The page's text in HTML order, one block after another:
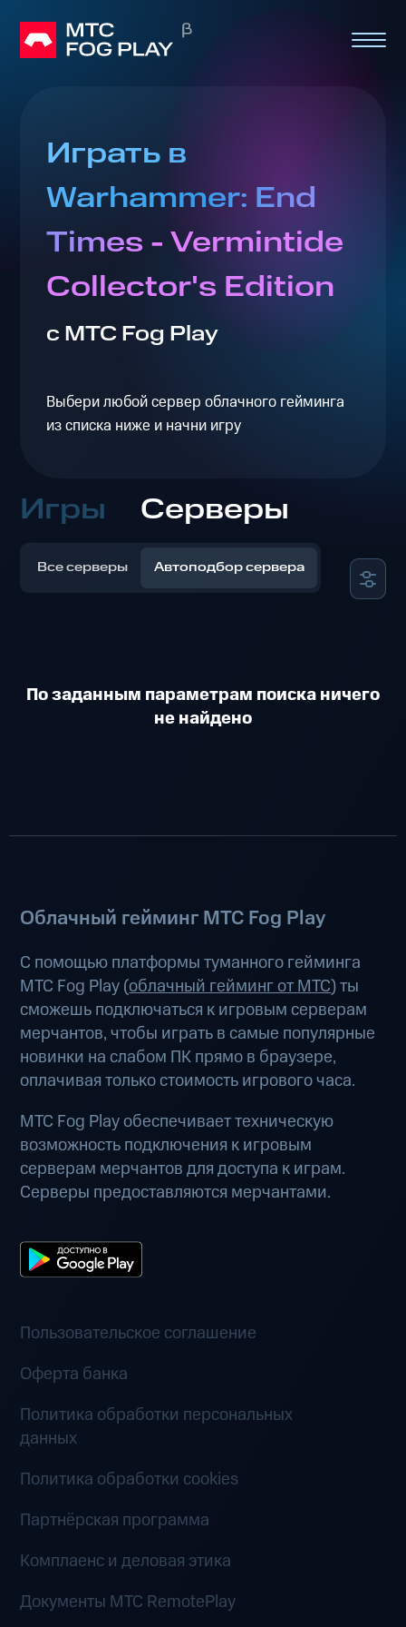
Играть в
Warhammer: End
Times - Vermintide
Collector's Edition
с МТС Fog Play
Выбери любой сервер облачного гейминга
из списка ниже и начни игру
Игры Серверы
Все серверы Автоподбор сервера
По заданным параметрам поиска ничего
не найдено
Облачный гейминг МТС Fog Play
С помощью платформы туманного гейминга
МТС Fog Play (облачный гейминг от МТС) ты
сможешь подключаться к игровым серверам
мерчантов, чтобы играть в самые популярные
новинки на слабом ПК прямо в браузере,
оплачивая только стоимость игрового часа.
МТС Fog Play обеспечивает техническую
возможность подключения к игровым
серверам мерчантов для доступа к играм.
Серверы предоставляются мерчантами.
Пользовательское соглашение
Оферта банка
Политика обработки персональных
данных
Политика обработки cookies
Партнёрская программа
Комплаенс и деловая этика
Документы MTC RemotePlay